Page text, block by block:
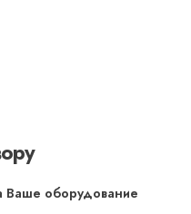
Ваше оборудование